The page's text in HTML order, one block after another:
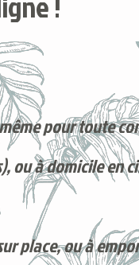
pour toute
ou à domicile en
place, ou à e